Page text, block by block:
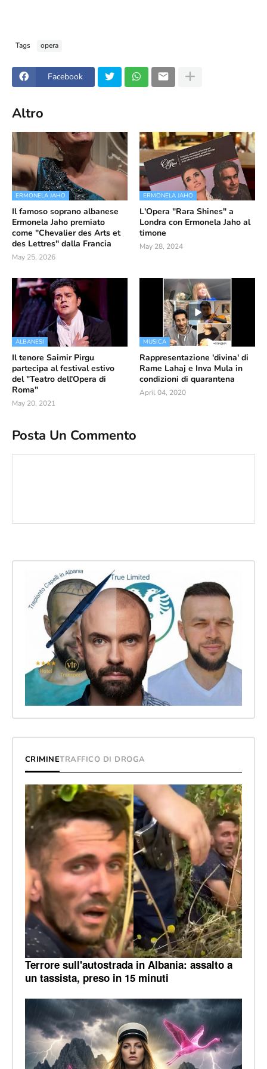
Tags opera
Facebook
Altro
ERMONELA JAHO
Il famoso soprano albanese
Ermonela Jaho premiato
come "Chevalier des Arts et
des Lettres" dalla Francia
May 25, 2026
ERMONELA JAHO
L'Opera "Rara Shines" a
Londra con Ermonela Jaho al
timone
May 28, 2024
ALBANESI
Il tenore Saimir Pirgu
partecipa al festival estivo
del "Teatro dell'Opera di
Roma"
May 20, 2021
MUSICA
Rappresentazione 'divina' di
Rame Lahaj e Inva Mula in
condizioni di quarantena
April 04, 2020
Posta Un Commento
CRIMINETRAFFICO DI DROGA
Terrore sull'autostrada in Albania: assalto a
un tassista, preso in 15 minuti